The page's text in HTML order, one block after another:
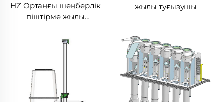
HZ Ортаңғы шеңберлік
піштірме жылы
жылы туғызушы